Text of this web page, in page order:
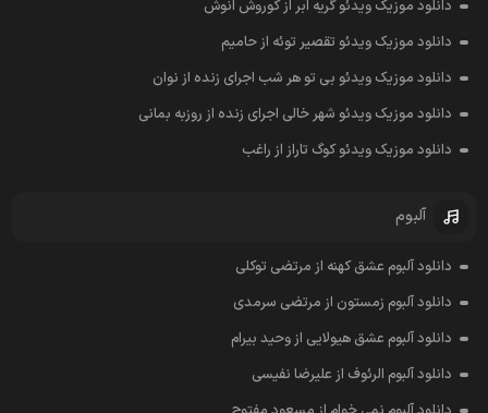
دانلود موزیک ویدئو گریه ابر از کوروش انوش
دانلود موزیک ویدئو تقصیر توئه از حامیم
دانلود موزیک ویدئو بی تو هر شب اجرای زنده از نوان
دانلود موزیک ویدئو شهر خالی اجرای زنده از روزبه بمانی
دانلود موزیک ویدئو کوگ تاراز از راغب
آلبوم
دانلود آلبوم عشق کهنه از مرتضی توکلی
دانلود آلبوم زمستون از مرتضی سرمدی
دانلود آلبوم عشق هیولایی از وحید بیرام
دانلود آلبوم الرئوف از علیرضا نفیسی